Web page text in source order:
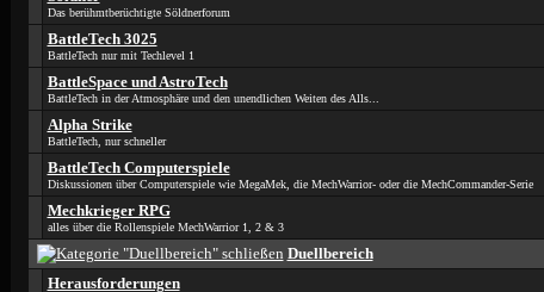
Das berühmtberüchtigte Söldnerforum
BattleTech 3025
BattleTech nur mit Techlevel 1
BattleSpace und AstroTech
BattleTech in der Atmosphäre und den unendlichen Weiten des Alls...
Alpha Strike
BattleTech, nur schneller
BattleTech Computerspiele
Diskussionen über Computerspiele wie MegaMek, die MechWarrior- oder die MechCommander-Serie
Mechkrieger RPG
alles über die Rollenspiele MechWarrior 1, 2 & 3
Duellbereich
Herausforderungen